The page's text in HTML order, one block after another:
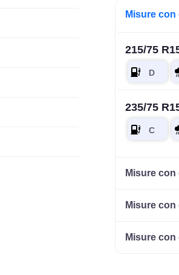
Misure
215/75
235/75
Misure
Misure
Misure